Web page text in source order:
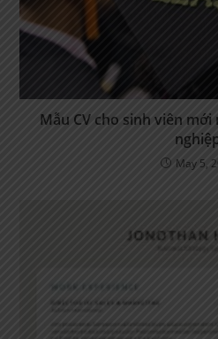
Mẫu CV cho sinh viên
May 5,